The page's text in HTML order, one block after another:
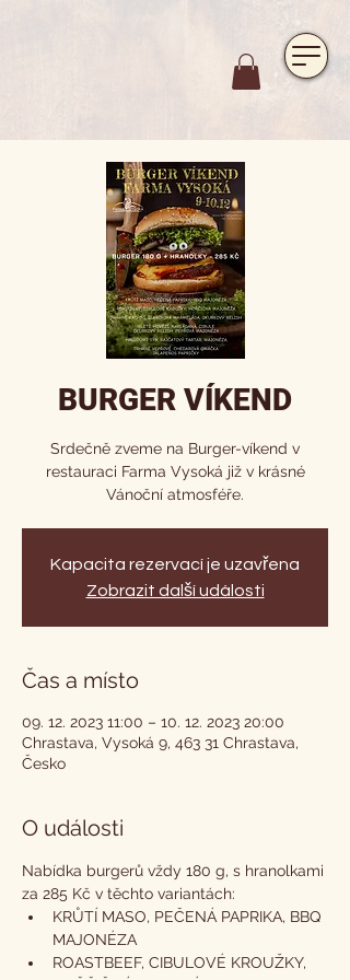
BURGER VÍKEND
Srdečně zveme na Burger-víkend v
restauraci Farma Vysoká již v krásné
Vánoční atmosféře.
Kapacita rezervací je uzavřena
Zobrazit další události
Čas a místo
09. 12. 2023 11:00 – 10. 12. 2023 20:00
Chrastava, Vysoká 9, 463 31 Chrastava,
Česko
O události
Nabídka burgerů vždy 180 g, s hranolkami
za 285 Kč v těchto variantách:
KRŮTÍ MASO, PEČENÁ PAPRIKA, BBQ
MAJONÉZA
ROASTBEEF, CIBULOVÉ KROUŽKY,